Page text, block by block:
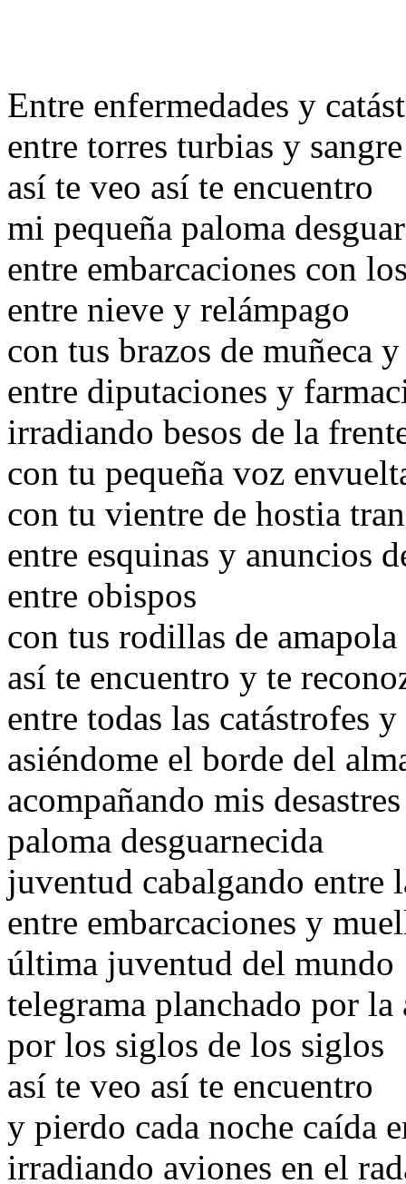
Entre enfermedades y
entre torres turbias y
así te veo así te encuentro
mi pequeña paloma
entre embarcaciones con
entre nieve y relámpago
con tus brazos de muñeca
entre diputaciones y
irradiando besos de la
con tu pequeña voz
con tu vientre de hostia
entre esquinas y anuncios
entre obispos
con tus rodillas de
así te encuentro y te
entre todas las catástrofes y
asiéndome el borde del
acompañando mis
paloma desguarnecida
juventud cabalgando entre
entre embarcaciones y
última juventud del mundo
telegrama planchado por la
por los siglos de los siglos
así te veo así te encuentro
y pierdo cada noche caída
irradiando aviones en el